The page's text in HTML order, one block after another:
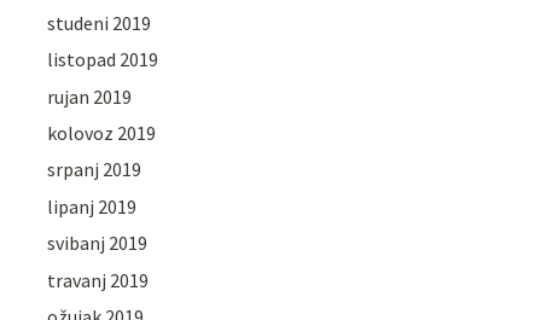
studeni 2019
listopad 2019
rujan 2019
kolovoz 2019
srpanj 2019
lipanj 2019
svibanj 2019
travanj 2019